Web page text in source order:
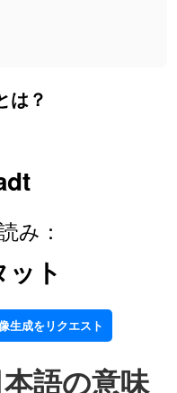
は？
み：
ト
生成をリクエスト
語の意味